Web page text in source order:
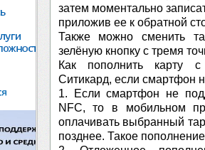
затем моментально
приложив ее к обратной
Также можно сменить
зелёную кнопку с тремя
Как пополнить карту
Ситикард, если смартфон
1. Если смартфон не
NFC, то в мобильном
оплачивать выбранный
позднее. Такое